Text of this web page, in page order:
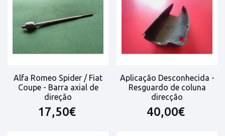
Alfa Romeo Spider / Fiat
Coupe - Barra axial de
direção
17,50€
Aplicação Desconhecida -
Resguardo de coluna
direcção
40,00€